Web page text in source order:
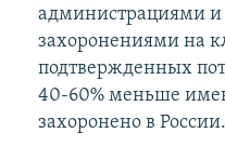
администрациями
захоронениями на
подтвержденных
40-60% меньше
захоронено в России.